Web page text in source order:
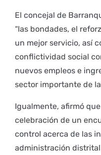
El concejal de
“las bondades, el
un mejor servicio, así
conflictividad social
nuevos empleos e
sector importante de la
Igualmente, afirmó
celebración de un
control acerca de las
administración